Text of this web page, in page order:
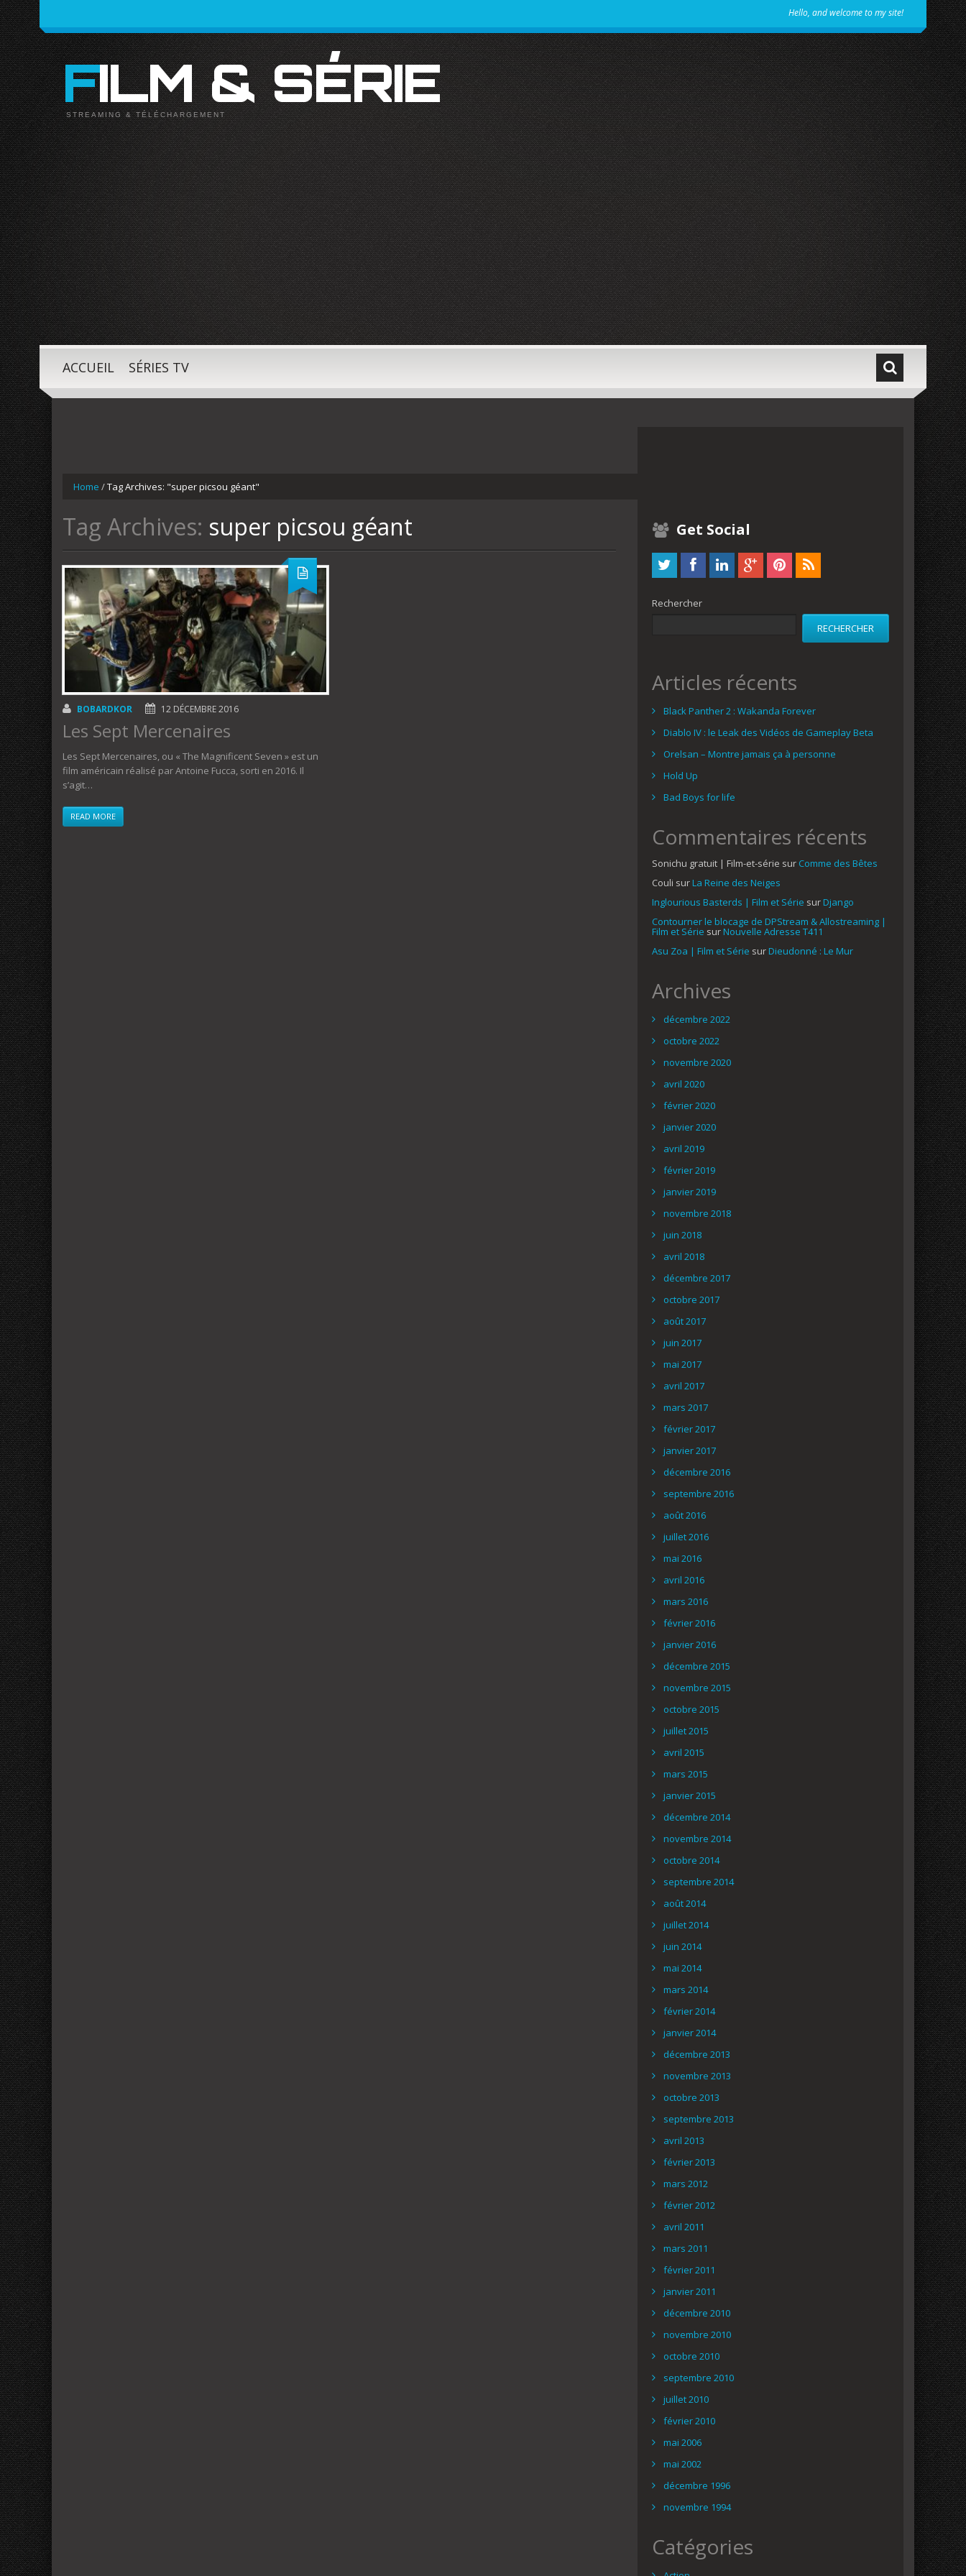
Hello, and welcome to my site!
FILM & SÉRIE
STREAMING & TÉLÉCHARGEMENT
ACCUEIL SÉRIES TV
Home /Tag Archives: "super picsou géant"
Tag Archives: super picsou géant
BOBARDKOR 12 DÉCEMBRE 2016
Les Sept Mercenaires
Les Sept Mercenaires, ou « The Magnificent Seven » est un
film américain réalisé par Antoine Fucca, sorti en 2016. Il
s’agit…
READ MORE
Get Social
Rechercher
RECHERCHER
Articles récents
Black Panther 2 : Wakanda Forever
Diablo IV : le Leak des Vidéos de Gameplay Beta
Orelsan – Montre jamais ça à personne
Hold Up
Bad Boys for life
Commentaires récents
Sonichu gratuit | Film-et-série sur Comme des Bêtes
Couli surLa Reine des Neiges
Inglourious Basterds | Film et Série surDjango
Contourner le blocage de DPStream & Allostreaming |
Film et Série surNouvelle Adresse T411
Asu Zoa | Film et Série surDieudonné : Le Mur
Archives
décembre 2022
octobre 2022
novembre 2020
avril 2020
février 2020
janvier 2020
avril 2019
février 2019
janvier 2019
novembre 2018
juin 2018
avril 2018
décembre 2017
octobre 2017
août 2017
juin 2017
mai 2017
avril 2017
mars 2017
février 2017
janvier 2017
décembre 2016
septembre 2016
août 2016
juillet 2016
mai 2016
avril 2016
mars 2016
février 2016
janvier 2016
décembre 2015
novembre 2015
octobre 2015
juillet 2015
avril 2015
mars 2015
janvier 2015
décembre 2014
novembre 2014
octobre 2014
septembre 2014
août 2014
juillet 2014
juin 2014
mai 2014
mars 2014
février 2014
janvier 2014
décembre 2013
novembre 2013
octobre 2013
septembre 2013
avril 2013
février 2013
mars 2012
février 2012
avril 2011
mars 2011
février 2011
janvier 2011
décembre 2010
novembre 2010
octobre 2010
septembre 2010
juillet 2010
février 2010
mai 2006
mai 2002
décembre 1996
novembre 1994
Catégories